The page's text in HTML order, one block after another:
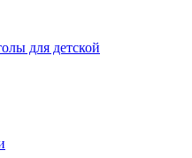
для детской